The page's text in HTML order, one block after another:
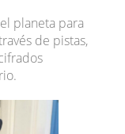
planeta para
de pistas,